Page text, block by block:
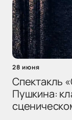
28 июня
Спектакль
Пушкина: